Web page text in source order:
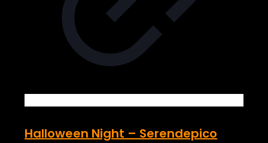
Halloween Night – Serendepico